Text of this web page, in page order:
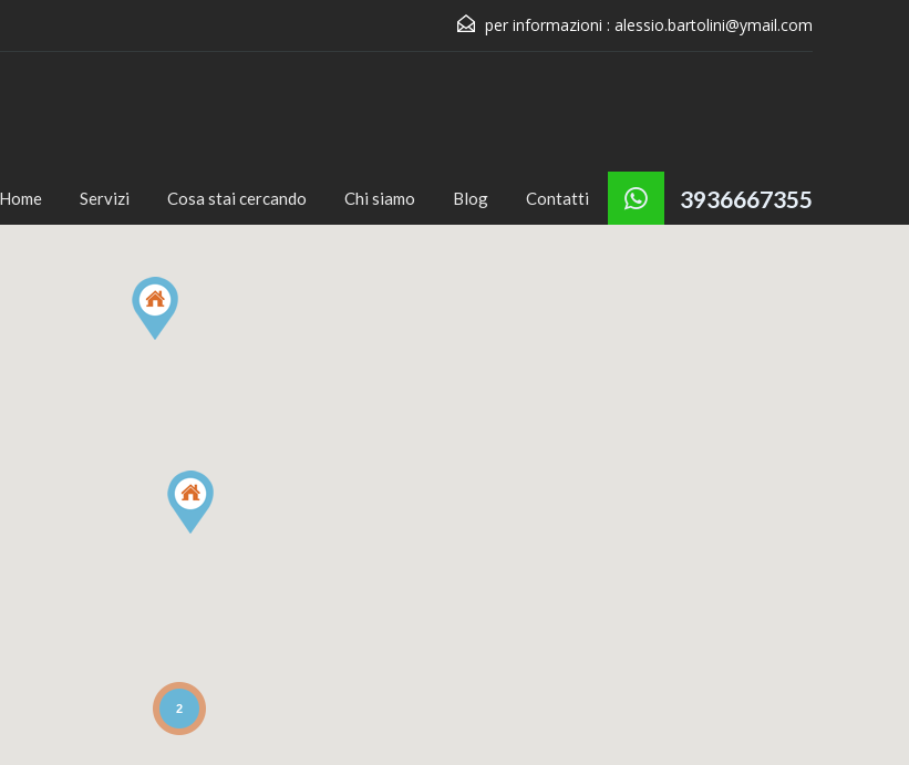
per informazioni : alessio.bartolini@ymail.com
3936667355
Home Servizi Cosa stai cercando Chi siamo Blog Contatti
2